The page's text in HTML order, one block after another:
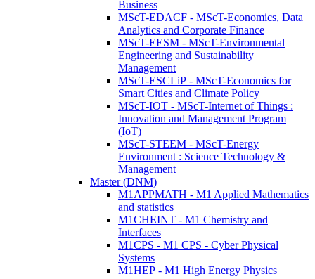
Business
MScT-EDACF - MScT-Economics, Data
Analytics and Corporate Finance
MScT-EESM - MScT-Environmental
Engineering and Sustainability
Management
MScT-ESCLiP - MScT-Economics for
Smart Cities and Climate Policy
MScT-IOT - MScT-Internet of Things :
Innovation and Management Program
(IoT)
MScT-STEEM - MScT-Energy
Environment : Science Technology &
Management
Master (DNM)
M1APPMATH - M1 Applied Mathematics
and statistics
M1CHEINT - M1 Chemistry and
Interfaces
M1CPS - M1 CPS - Cyber Physical
Systems
M1HEP - M1 High Energy Physics